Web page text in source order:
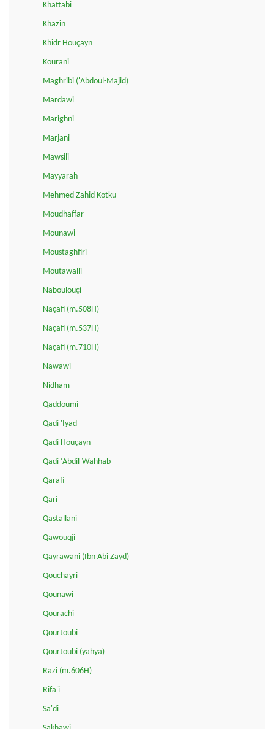
Khattabi
Khazin
Khidr Houçayn
Kourani
Maghribi ('Abdoul-Majid)
Mardawi
Marighni
Marjani
Mawsili
Mayyarah
Mehmed Zahid Kotku
Moudhaffar
Mounawi
Moustaghfiri
Moutawalli
Naboulouçi
Naçafi (m.508H)
Naçafi (m.537H)
Naçafi (m.710H)
Nawawi
Nidham
Qaddoumi
Qadi 'Iyad
Qadi Houçayn
Qadi ‘Abdil-Wahhab
Qarafi
Qari
Qastallani
Qawouqji
Qayrawani (Ibn Abi Zayd)
Qouchayri
Qounawi
Qourachi
Qourtoubi
Qourtoubi (yahya)
Razi (m.606H)
Rifa'i
Sa'di